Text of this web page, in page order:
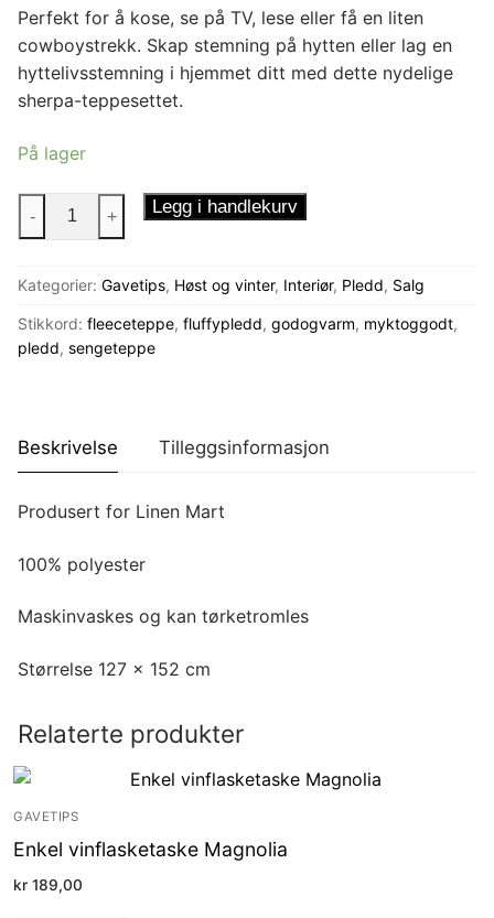
Perfekt for å kose, se på TV, lese eller få en liten
cowboystrekk. Skap stemning på hytten eller lag en
hyttelivsstemning i hjemmet ditt med dette nydelige
sherpa-teppesettet.
På lager
Fleecepledd
Aztec
antall
- + Legg i handlekurv
Kategorier: Gavetips, Høst og vinter, Interiør, Pledd, Salg
Stikkord: fleeceteppe, fluffypledd, godogvarm, myktoggodt,
pledd, sengeteppe
Beskrivelse Tilleggsinformasjon
Produsert for Linen Mart
100% polyester
Maskinvaskes og kan tørketromles
Størrelse 127 x 152 cm
Relaterte produkter
GAVETIPS
Enkel vinflasketaske Magnolia
kr 189,00